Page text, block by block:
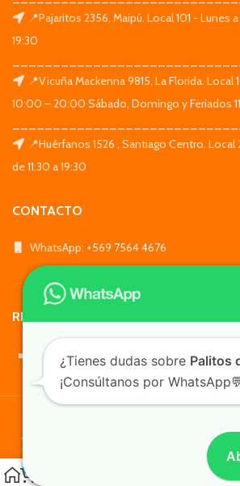
📍Pajaritos 2356, Maipú. Local 101 - Lunes
19:30
📍Vicuña Mackenna 9815, La Florida. Local
10:00 – 20:00 Sábado, Domingo y Feriados
📍Huérfanos 1526 , Santiago Centro.
de 11:30 a 19:30
CONTACTO
WhatsApp: +569 7564 4676
REDES SOCIALES
TusMascotas.cl
¿Tienes dudas sobre Palitos
¡Consúltanos por